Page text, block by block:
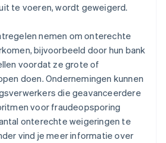
te voeren, wordt geweigerd.
nemen om onterechte
bijvoorbeeld door hun bank
voordat ze grote of
doen. Ondernemingen kunnen
die geavanceerdere
voor fraudeopsporing
onterechte weigeringen te
vind je meer informatie over